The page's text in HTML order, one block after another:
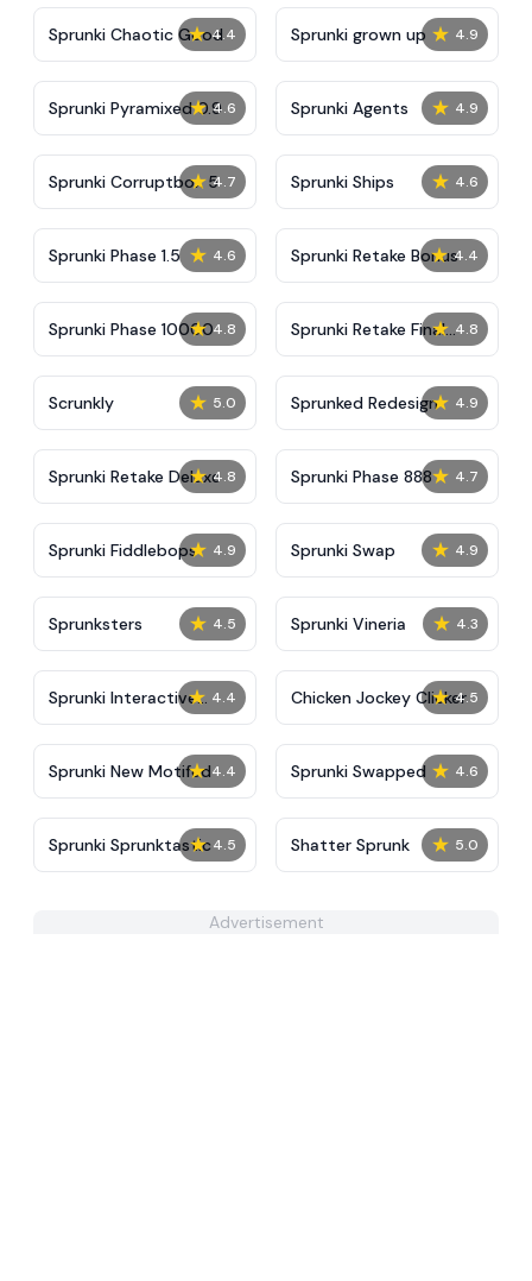
★ 4.4
Sprunki Chaotic Good ★ 4.9
Sprunki grown up
★ 4.6
Sprunki Pyramixed 0.9 ★ 4.9
Sprunki Agents
★ 4.7
Sprunki Corruptbox 5 ★ 4.6
Sprunki Ships
★ 4.6
Sprunki Phase 1.5 ★ 4.4
Sprunki Retake Bonus
★ 4.8
Sprunki Phase 10000 ★ 4.8
Sprunki Retake Final
Update
★ 5.0
Scrunkly ★ 4.9
Sprunked Redesign
★ 4.8
Sprunki Retake Deluxe ★ 4.7
Sprunki Phase 888
★ 4.9
Sprunki Fiddlebops ★ 4.9
Sprunki Swap
★ 4.5
Sprunksters ★ 4.3
Sprunki Vineria
★ 4.4
Sprunki Interactive
Tunner
★ 4.5
Chicken Jockey Clicker
★ 4.4
Sprunki New Motifed ★ 4.6
Sprunki Swapped
★ 4.5
Sprunki Sprunktastic ★ 5.0
Shatter Sprunk
Advertisement